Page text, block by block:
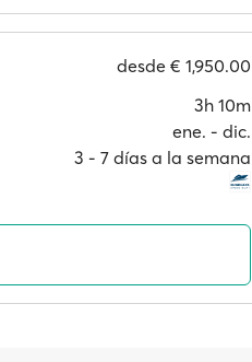
desde € 1,950.00
3h 10m
ene. ‐ dic.
3 ‐ 7 días a la semana